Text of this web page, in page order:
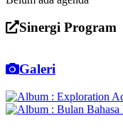
Sinergi Program
Galeri